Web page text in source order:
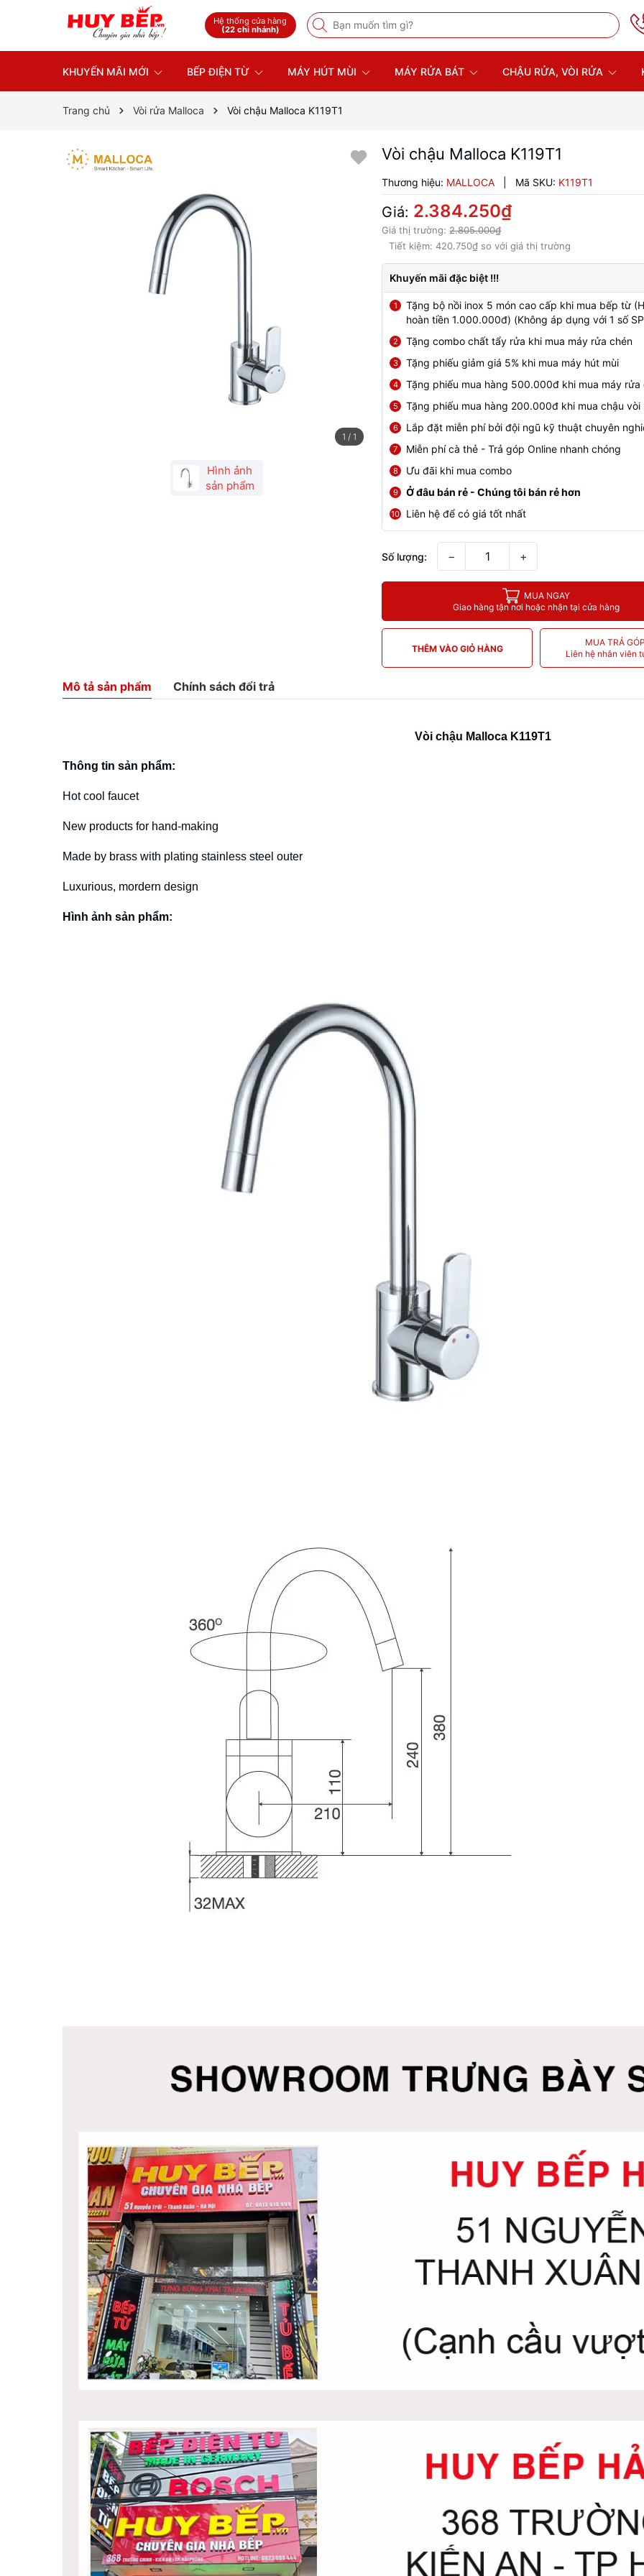
Hệ thống cửa hàng
(22 chi nhánh)
KHUYẾN MÃI MỚI BẾP ĐIỆN TỪ MÁY HÚT MÙI MÁY RỬA BÁT CHẬU RỬA, VÒI RỬA
Trang chủ Vòi rửa Malloca Vòi chậu Malloca K119T1
1 / 1
Hình ảnh
sản phẩm
Vòi chậu Malloca K119T1
Thương hiệu: MALLOCA Mã SKU: K119T1
Giá: 2.384.250₫
Giá thị trường:2.805.000₫
Tiết kiệm:420.750₫ so với giá thị trường
Khuyến mãi đặc biệt !!!
1
Tặng bộ nồi inox 5 món cao cấp khi mua bếp từ
hoàn tiền 1.000.000đ) (Không áp dụng với 1 số
2 Tặng combo chất tẩy rửa khi mua máy rửa chén
3 Tặng phiếu giảm giá 5% khi mua máy hút mùi
4 Tặng phiếu mua hàng 500.000đ khi mua máy rửa
5 Tặng phiếu mua hàng 200.000đ khi mua chậu vòi
6 Lắp đặt miễn phí bởi đội ngũ kỹ thuật chuyên
7 Miễn phí cà thẻ - Trả góp Online nhanh chóng
8 Ưu đãi khi mua combo
9 Ở đâu bán rẻ - Chúng tôi bán rẻ hơn
10 Liên hệ để có giá tốt nhất
Số lượng: − +
MUA NGAY
Giao hàng tận nơi hoặc nhận tại cửa hàng
THÊM VÀO GIỎ HÀNG
MUA TRẢ GÓP
Liên hệ nhân viên
Mô tả sản phẩm Chính sách đổi trả
Vòi chậu Malloca K119T1
Thông tin sản phẩm:
Hot cool faucet
New products for hand-making
Made by brass with plating stainless steel outer
Luxurious, mordern design
Hình ảnh sản phẩm: